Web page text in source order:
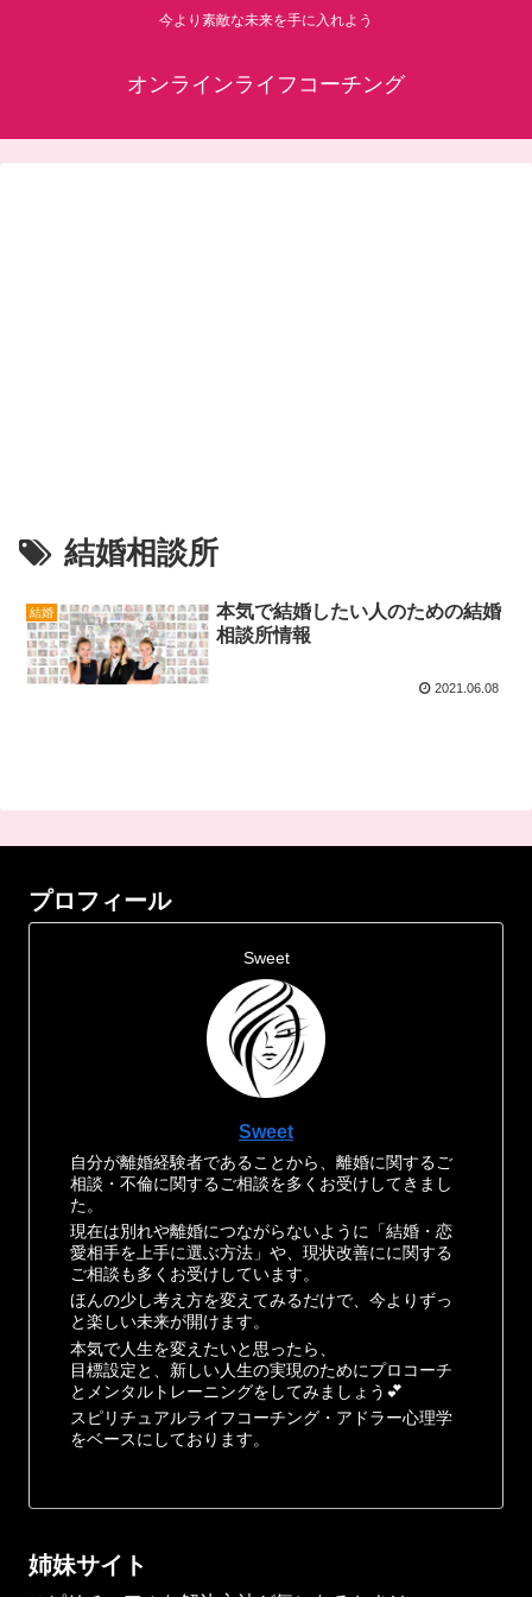
今より素敵な未来を手に入れよう
オンラインライフコーチング
結婚相談所
結婚
本気で結婚したい人のための結婚
相談所情報
2021.06.08
プロフィール
Sweet
Sweet
自分が離婚経験者であることから、離婚に関するご
相談・不倫に関するご相談を多くお受けしてきまし
た。
現在は別れや離婚につながらないように「結婚・恋
愛相手を上手に選ぶ方法」や、現状改善にに関する
ご相談も多くお受けしています。
ほんの少し考え方を変えてみるだけで、今よりずっ
と楽しい未来が開けます。
本気で人生を変えたいと思ったら、
目標設定と、新しい人生の実現のためにプロコーチ
とメンタルトレーニングをしてみましょう💕
スピリチュアルライフコーチング・アドラー心理学
をベースにしております。
姉妹サイト